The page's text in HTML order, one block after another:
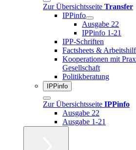
Zur Übersichtsseite Transfer
IPPinfo
Ausgabe 22
IPPinfo 1-21
IPP-Schriften
Factsheets &
Kooperationen mit
Gesellschaft
Politikberatung
IPPinfo
Zur Übersichtsseite IPPinfo
Ausgabe 22
Ausgabe 1-21